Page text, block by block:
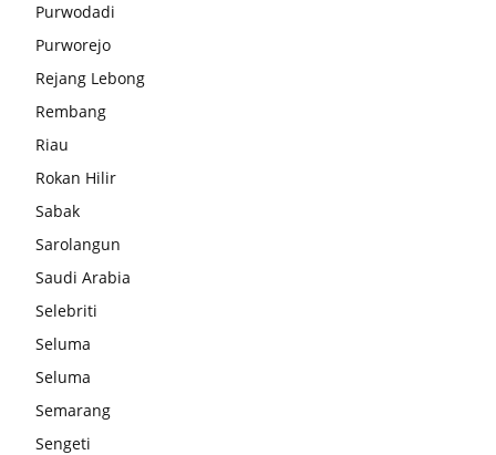
Purwodadi
Purworejo
Rejang Lebong
Rembang
Riau
Rokan Hilir
Sabak
Sarolangun
Saudi Arabia
Selebriti
Seluma
Seluma
Semarang
Sengeti